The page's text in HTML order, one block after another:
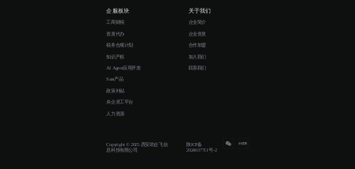
企服板块
工商财税
资质代办
税务合规计划
知识产权
AI Agent应用开发
Saas产品
政策补贴
央企灵工平台
人力资源
关于我们
企业简介
企业资质
合作加盟
加入我们
联系我们
Copyright © 2025 西安助企飞信
息科技有限公司
陕ICP备
2024037711号-2